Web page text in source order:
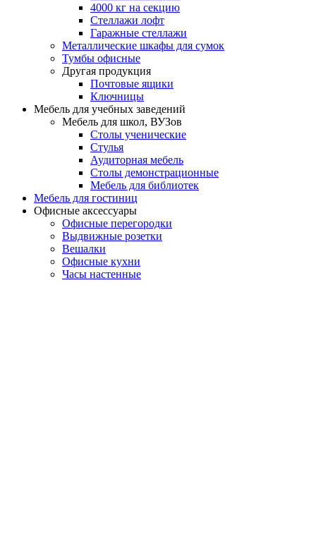
4000 кг на секцию
Стеллажи лофт
Гаражные стеллажи
Металлические шкафы для сумок
Тумбы офисные
Другая продукция
Почтовые ящики
Ключницы
Мебель для учебных заведений
Мебель для школ, ВУЗов
Столы ученические
Стулья
Аудиторная мебель
Столы демонстрационные
Мебель для библиотек
Мебель для гостиниц
Офисные аксессуары
Офисные перегородки
Выдвижные розетки
Вешалки
Офисные кухни
Часы настенные